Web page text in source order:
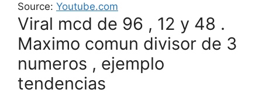
Source: Youtube.com
Viral mcd de 96 , 12 y 48 .
Maximo comun divisor de 3
numeros , ejemplo
tendencias